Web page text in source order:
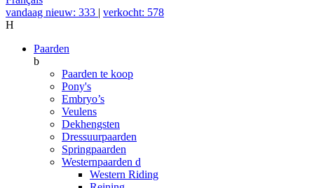
vandaag nieuw: 333 | verkocht: 578
H
Paarden
b
Paarden te koop
Pony's
Embryo’s
Veulens
Dekhengsten
Dressuurpaarden
Springpaarden
Westernpaarden d
Western Riding